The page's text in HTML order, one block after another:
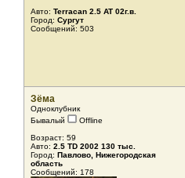
Авто: Terracan 2.5 AT 02г.в.
Город: Сургут
Сообщений: 503
Зёма
Одноклубник
Бывалый
Offline
Возраст: 59
Авто: 2.5 TD 2002 130 тыс.
Город: Павлово, Нижегородская
область
Сообщений: 178